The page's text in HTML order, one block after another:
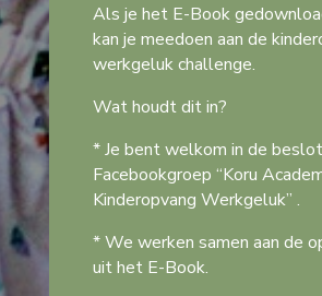
Als je het E-Book
kan je meedoen aan de
werkgeluk challenge.
Wat houdt dit in?
* Je bent welkom in de
Facebookgroep “Koru
Kinderopvang Werkgeluk” .
* We werken samen aan de
uit het E-Book.